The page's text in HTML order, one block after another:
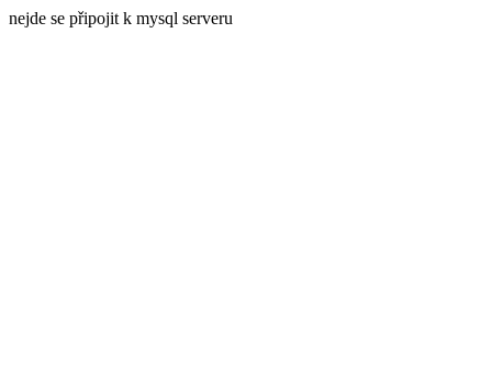
nejde se připojit k mysql serveru